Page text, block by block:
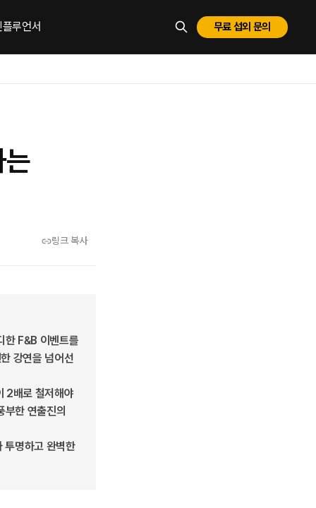
플루언서 무료 섭외 문의
는
링크 복사
한 F&B 이벤트를
강연을 넘어선
2배로 철저해야
한 연출진의
투명하고 완벽한